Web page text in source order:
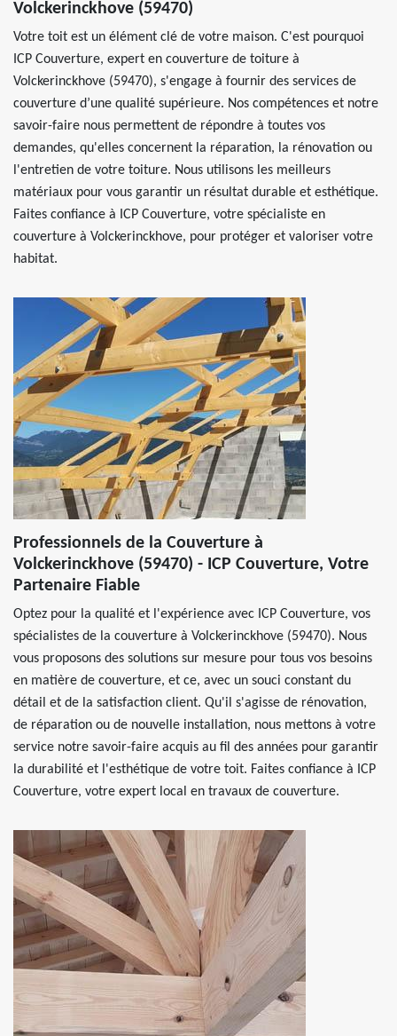
Volckerinckhove (59470)
Votre toit est un élément clé de votre maison. C'est pourquoi
ICP Couverture, expert en couverture de toiture à
Volckerinckhove (59470), s'engage à fournir des services de
couverture d’une qualité supérieure. Nos compétences et notre
savoir-faire nous permettent de répondre à toutes vos
demandes, qu'elles concernent la réparation, la rénovation ou
l'entretien de votre toiture. Nous utilisons les meilleurs
matériaux pour vous garantir un résultat durable et esthétique.
Faites confiance à ICP Couverture, votre spécialiste en
couverture à Volckerinckhove, pour protéger et valoriser votre
habitat.
Professionnels de la Couverture à
Volckerinckhove (59470) - ICP Couverture, Votre
Partenaire Fiable
Optez pour la qualité et l'expérience avec ICP Couverture, vos
spécialistes de la couverture à Volckerinckhove (59470). Nous
vous proposons des solutions sur mesure pour tous vos besoins
en matière de couverture, et ce, avec un souci constant du
détail et de la satisfaction client. Qu'il s'agisse de rénovation,
de réparation ou de nouvelle installation, nous mettons à votre
service notre savoir-faire acquis au fil des années pour garantir
la durabilité et l'esthétique de votre toit. Faites confiance à ICP
Couverture, votre expert local en travaux de couverture.